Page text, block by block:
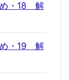
・18 解
・19 解